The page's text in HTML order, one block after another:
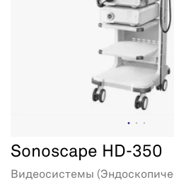
Sonoscape HD-350
Видеосистемы